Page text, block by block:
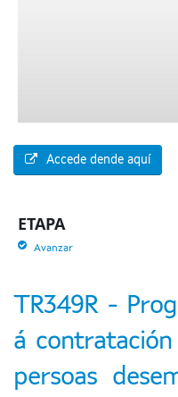
Accede dende aquí
ETAPA
Avanzar
TR349R -
á
persoas